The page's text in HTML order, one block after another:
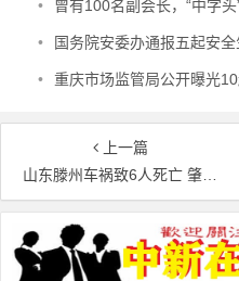
• 曾有100名副会长，“中字
• 国务院安委办通报五起安全
• 重庆市场监管局公开曝光10
上一篇
山东滕州车祸致6人死亡 肇事司机已被刑事拘留